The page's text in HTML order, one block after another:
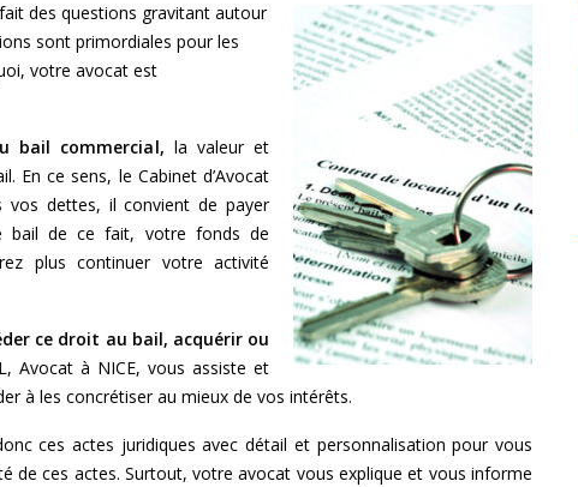
des questions gravitant autour
sont primordiales pour les
votre avocat est
bail commercial, la valeur et
En ce sens, le Cabinet d’Avocat
vos dettes, il convient de payer
bail de ce fait, votre fonds de
plus continuer votre activité
ce droit au bail, acquérir ou
Avocat à NICE, vous assiste et
à les concrétiser au mieux de vos intérêts.
ces actes juridiques avec détail et personnalisation pour vous
de ces actes. Surtout, votre avocat vous explique et vous informe